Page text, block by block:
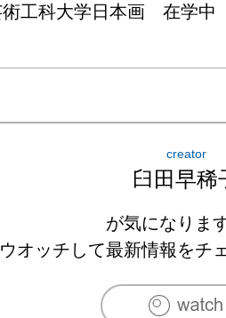
工科大学日本画　在学中
creator
臼田早稀
が気になりま
ウオッチして最新情報をチ